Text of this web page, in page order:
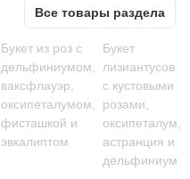
Все товары раздела
Букет из роз с
дельфиниумом,
ваксфлауэр,
оксипеталумом,
фисташкой и
эвкалиптом
Букет
лизиантусов
с кустовыми
розами,
оксипеталум,
астранция и
дельфиниум